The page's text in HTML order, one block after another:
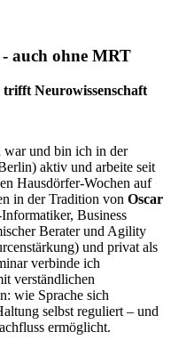
auch ohne MRT
Neurowissenschaft
und bin ich in der
aktiv und arbeite seit
Hausdörfer-Wochen auf
in der Tradition von Oscar
Business
Berater und Agility
und privat als
verbinde ich
verständlichen
wie Sprache sich
selbst reguliert – und
ermöglicht.